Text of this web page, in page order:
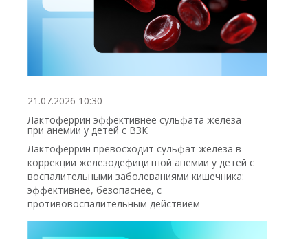
21.07.2026 10:30
Лактоферрин эффективнее сульфата железа
при анемии у детей с ВЗК
Лактоферрин превосходит сульфат железа в
коррекции железодефицитной анемии у детей с
воспалительными заболеваниями кишечника:
эффективнее, безопаснее, с
противовоспалительным действием